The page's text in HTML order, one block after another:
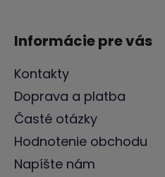
Informácie pre vás
Kontakty
Doprava a platba
Časté otázky
Hodnotenie obchodu
Napíšte nám